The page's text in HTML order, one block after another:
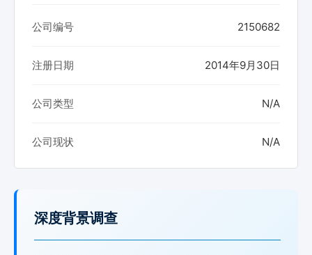
公司编号 2150682
注册日期 2014年9月30日
公司类型 N/A
公司现状 N/A
深度背景调查